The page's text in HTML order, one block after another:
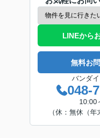
LINEから
無料お
バンダ
048-
10:00
（休：無休（年